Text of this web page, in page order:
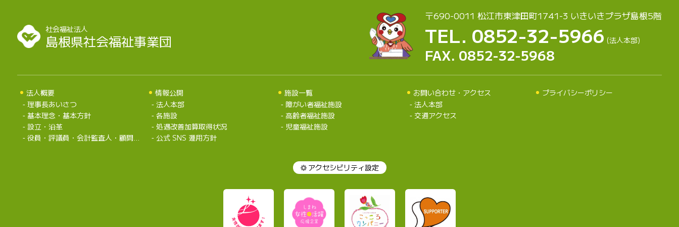
社会福祉法人
島根県社会福祉事業団
〒690-0011 松江市東津田町1741-3 いきいきプラザ島根5階
TEL. 0852-32-5966 (法人本部)
FAX. 0852-32-5968
法人概要
理事長あいさつ
基本理念・基本方針
設立・沿革
役員・評議員・会計監査人・顧問弁護士・組織
情報公開
法人本部
各施設
処遇改善加算取得状況
公式 SNS 運用方針
施設一覧
障がい者福祉施設
高齢者福祉施設
児童福祉施設
お問い合わせ・アクセス
法人本部
交通アクセス
プライバシーポリシー
アクセシビリティ設定